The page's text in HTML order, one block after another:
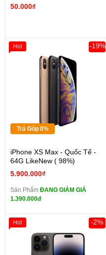
50.000₫
Trả Góp 0%
iPhone XS Max - Quốc Tế -
64G LikeNew ( 98%)
5.900.000₫
-19%
Sản Phẩm ĐANG GIẢM GIÁ
1.390.000đ
Hot
-2%
Hot